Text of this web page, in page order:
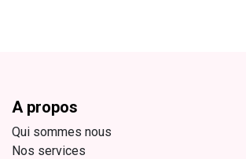
A propos
Qui sommes nous
Nos services